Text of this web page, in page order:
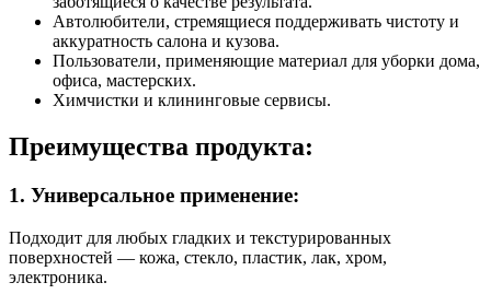
Автолюбители, стремящиеся поддерживать чистоту и
аккуратность салона и кузова.
Пользователи, применяющие материал для уборки дома,
офиса, мастерских.
Химчистки и клининговые сервисы.
Преимущества продукта:
1. Универсальное применение:
Подходит для любых гладких и текстурированных
поверхностей — кожа, стекло, пластик, лак, хром,
электроника.